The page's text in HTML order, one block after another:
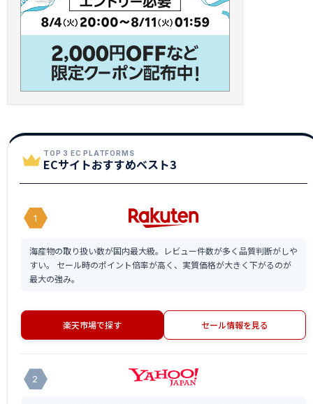
TOP 3 EC PLATFORMS
ECサイトおすすめベスト3
1
海産物の取り扱い数が国内最大級。レビュー件数が多く品質判断がしや
すい。 セール時のポイント倍率が高く、実質価格が大きく下がるのが
最大の強み。
楽天市場で探す セール情報を見る
2